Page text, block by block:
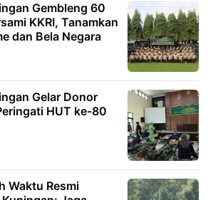
Gembleng 60
KKRI, Tanamkan
dan Bela Negara
Gelar Donor
HUT ke-80
Waktu Resmi